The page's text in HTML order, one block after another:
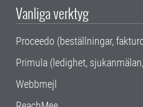
Vanliga verktyg
Proceedo (beställningar,
Primula (ledighet,
Webbmejl